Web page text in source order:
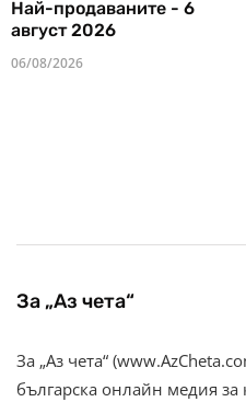
Най-продаваните - 6
август 2026
06/08/2026
За „Аз чета“
За „Аз чета“
българска онлайн медия за